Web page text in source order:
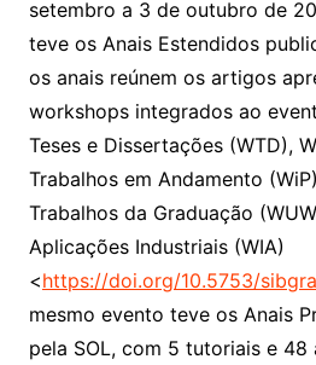
setembro a 3 de outubro de
teve os Anais Estendidos
os anais reúnem os artigos
workshops integrados ao
Teses e Dissertações (WTD),
Trabalhos em Andamento
Trabalhos da Graduação
Aplicações Industriais (WIA)
<https://doi.org/10.5753/
mesmo evento teve os Anais
pela SOL, com 5 tutoriais e